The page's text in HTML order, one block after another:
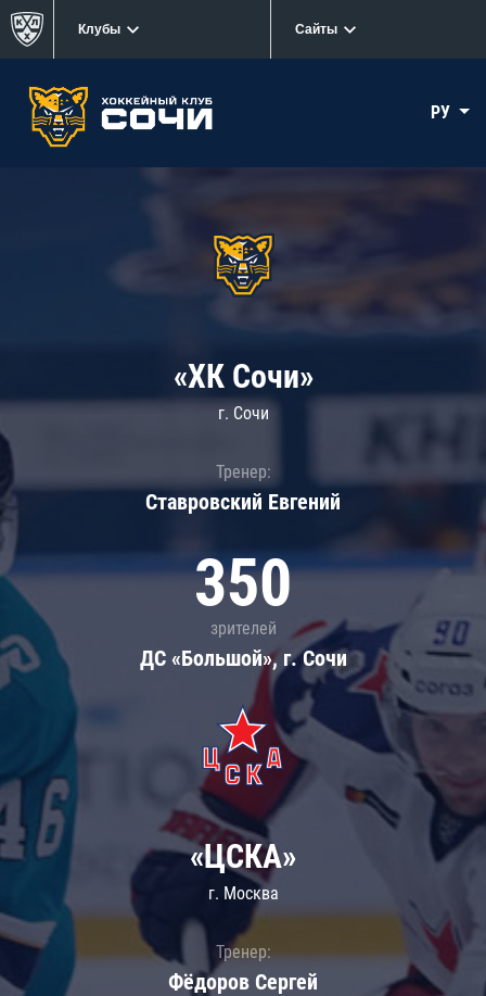
Клубы Сайты
РУ
«ХК Сочи»
г. Сочи
Тренер:
Ставровский Евгений
350
зрителей
ДС «Большой», г. Сочи
«ЦСКА»
г. Москва
Тренер:
Фёдоров Сергей